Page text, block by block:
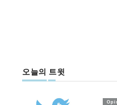
오늘의 트윗